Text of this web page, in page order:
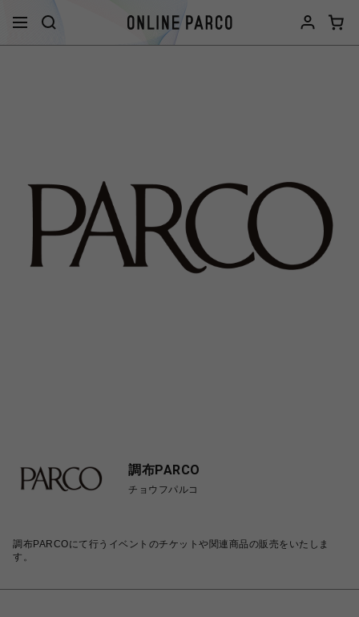
調布PARCO
チョウフパルコ
調布PARCOにて行うイベントのチケットや関連商品の販売をいたしま
す。